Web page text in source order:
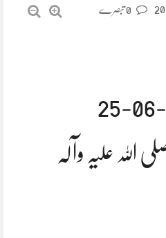
علیہ وآلہ